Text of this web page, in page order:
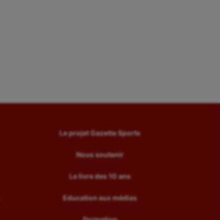
Le projet Gazette Sports
Nous soutenir
Le livre des 10 ans
Education aux médias